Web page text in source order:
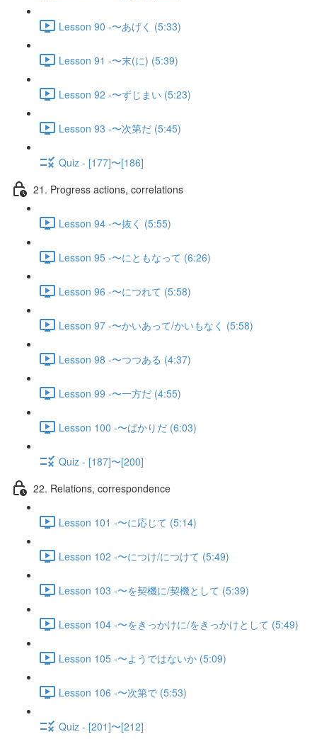
Lesson 90 -〜あげく (5:33)
Lesson 91 -〜末(に) (5:39)
Lesson 92 -〜ずじまい (5:23)
Lesson 93 -〜次第だ (5:45)
Quiz - [177]〜[186]
21. Progress actions, correlations
Lesson 94 -〜抜く (5:55)
Lesson 95 -〜にともなって (6:26)
Lesson 96 -〜につれて (5:58)
Lesson 97 -〜かいあって/かいもなく (5:58)
Lesson 98 -〜つつある (4:37)
Lesson 99 -〜一方だ (4:55)
Lesson 100 -〜ばかりだ (6:03)
Quiz - [187]〜[200]
22. Relations, correspondence
Lesson 101 -〜に応じて (5:14)
Lesson 102 -〜につけ/につけて (5:49)
Lesson 103 -〜を契機に/契機として (5:39)
Lesson 104 -〜をきっかけに/をきっかけとして (5:49)
Lesson 105 -〜ようではないか (5:09)
Lesson 106 -〜次第で (5:53)
Quiz - [201]〜[212]